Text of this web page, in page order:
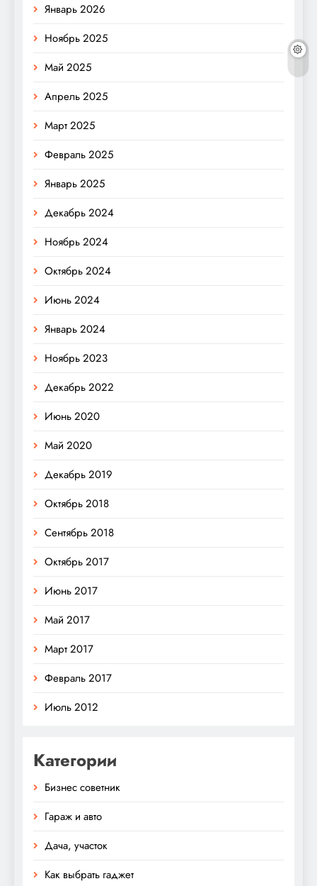
Январь 2026
Ноябрь 2025
Май 2025
Апрель 2025
Март 2025
Февраль 2025
Январь 2025
Декабрь 2024
Ноябрь 2024
Октябрь 2024
Июнь 2024
Январь 2024
Ноябрь 2023
Декабрь 2022
Июнь 2020
Май 2020
Декабрь 2019
Октябрь 2018
Сентябрь 2018
Октябрь 2017
Июнь 2017
Май 2017
Март 2017
Февраль 2017
Июль 2012
Категории
Бизнес советник
Гараж и авто
Дача, участок
Как выбрать гаджет